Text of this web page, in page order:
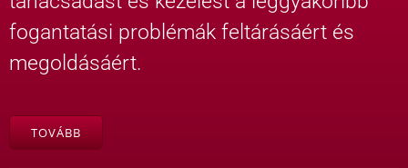
fogantatási problémák feltárásáért és
megoldásáért.
TOVÁBB